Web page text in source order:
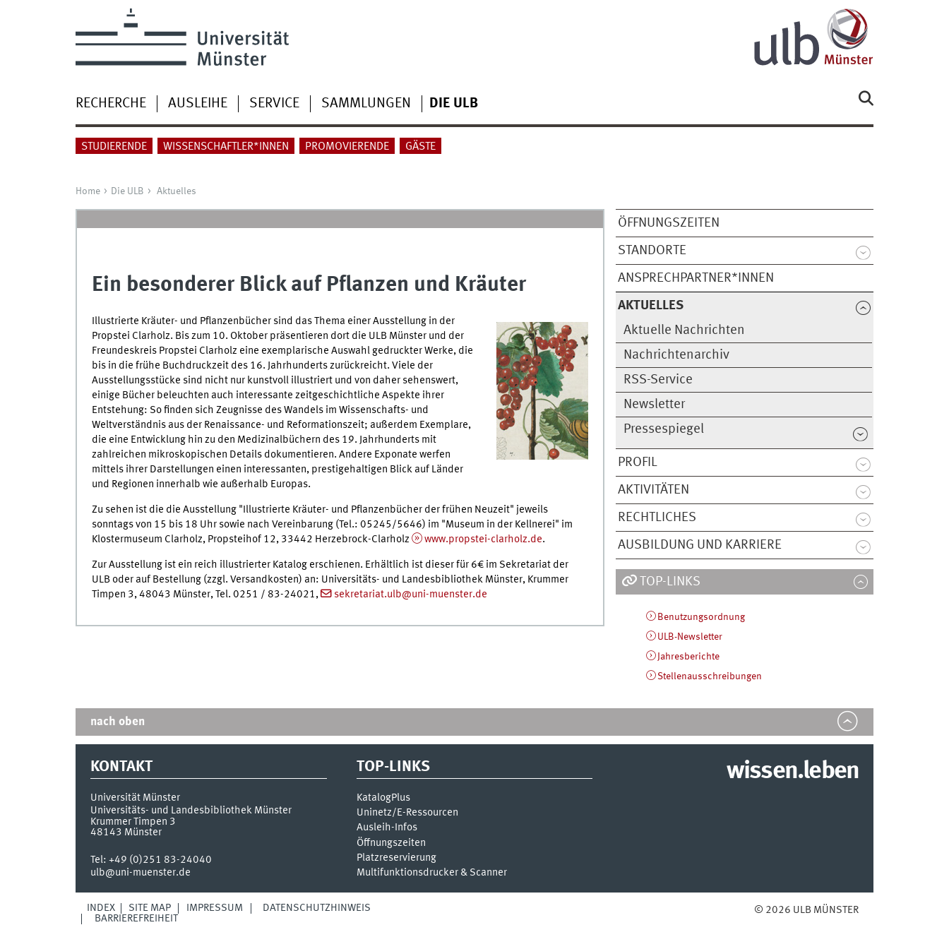
RECHERCHE AUSLEIHE SERVICE SAMMLUNGEN DIE ULB
STUDIERENDE WISSENSCHAFTLER*INNEN PROMOVIERENDE GÄSTE
Home Die ULB Aktuelles
ÖFFNUNGSZEITEN
STANDORTE
ANSPRECHPARTNER*INNEN
AKTUELLES
Aktuelle Nachrichten
Nachrichtenarchiv
RSS-Service
Newsletter
Pressespiegel
PROFIL
AKTIVITÄTEN
RECHTLICHES
AUSBILDUNG UND KARRIERE
Ein besonderer Blick auf Pflanzen und Kräuter
Illustrierte Kräuter- und Pflanzenbücher sind das Thema einer Ausstellung in der
Propstei Clarholz. Bis zum 10. Oktober präsentieren dort die ULB Münster und der
Freundeskreis Propstei Clarholz eine exemplarische Auswahl gedruckter Werke, die
bis in die frühe Buchdruckzeit des 16. Jahrhunderts zurückreicht. Viele der
Ausstellungsstücke sind nicht nur kunstvoll illustriert und von daher sehenswert,
einige Bücher beleuchten auch interessante zeitgeschichtliche Aspekte ihrer
Entstehung: So finden sich Zeugnisse des Wandels im Wissenschafts- und
Weltverständnis aus der Renaissance- und Reformationszeit; außerdem Exemplare,
die eine Entwicklung hin zu den Medizinalbüchern des 19. Jahrhunderts mit
zahlreichen mikroskopischen Details dokumentieren. Andere Exponate werfen
mittels ihrer Darstellungen einen interessanten, prestigehaltigen Blick auf Länder
und Regionen innerhalb wie außerhalb Europas.
Zu sehen ist die die Ausstellung "Illustrierte Kräuter- und Pflanzenbücher der frühen Neuzeit" jeweils
sonntags von 15 bis 18 Uhr sowie nach Vereinbarung (Tel.: 05245/5646) im "Museum in der Kellnerei" im
Klostermuseum Clarholz, Propsteihof 12, 33442 Herzebrock-Clarholz
www.propstei-clarholz.de.
Zur Ausstellung ist ein reich illustrierter Katalog erschienen. Erhältlich ist dieser für 6€ im Sekretariat der
ULB oder auf Bestellung (zzgl. Versandkosten) an: Universitäts- und Landesbibliothek Münster, Krummer
Timpen 3, 48043 Münster, Tel. 0251 / 83-24021,
sekretariat.ulb@uni-muenster.de
TOP-LINKS
Benutzungsordnung
ULB-Newsletter
Jahresberichte
Stellenausschreibungen
nach oben
KONTAKT
Universität Münster
Universitäts- und Landesbibliothek Münster
Krummer Timpen 3
48143 Münster
Tel: +49 (0)251 83-24040
ulb@uni-muenster.de
TOP-LINKS
KatalogPlus
Uninetz/E-Ressourcen
Ausleih-Infos
Öffnungszeiten
Platzreservierung
Multifunktionsdrucker & Scanner
wissen.leben
INDEX SITE MAP IMPRESSUM
DATENSCHUTZHINWEIS
BARRIEREFREIHEIT
© 2026 ULB MÜNSTER